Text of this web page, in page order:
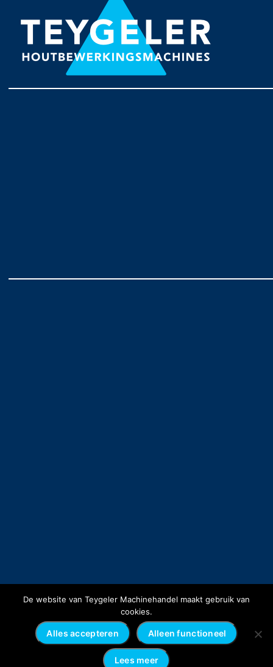
De website van Teygeler Machinehandel maakt gebruik van
cookies.
Alles accepteren Alleen functioneel
Lees meer